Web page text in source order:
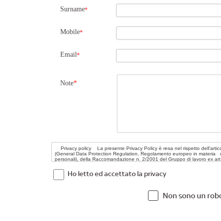
Surname*
Mobile*
Email*
Note*
Ho letto ed accettato la privacy
Non sono un